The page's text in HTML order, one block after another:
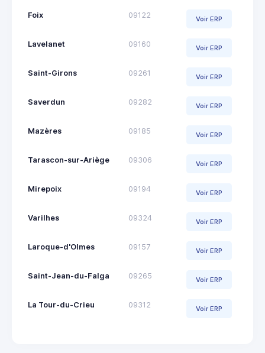
Foix 09122 Voir ERP
Lavelanet 09160 Voir ERP
Saint-Girons 09261 Voir ERP
Saverdun 09282 Voir ERP
Mazères 09185 Voir ERP
Tarascon-sur-Ariège 09306 Voir ERP
Mirepoix 09194 Voir ERP
Varilhes 09324 Voir ERP
Laroque-d'Olmes 09157 Voir ERP
Saint-Jean-du-Falga 09265 Voir ERP
La Tour-du-Crieu 09312 Voir ERP